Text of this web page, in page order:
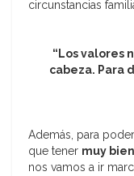
circunstancias
“Los valores
cabeza. Para
Además, para
que tener muy
nos vamos a ir